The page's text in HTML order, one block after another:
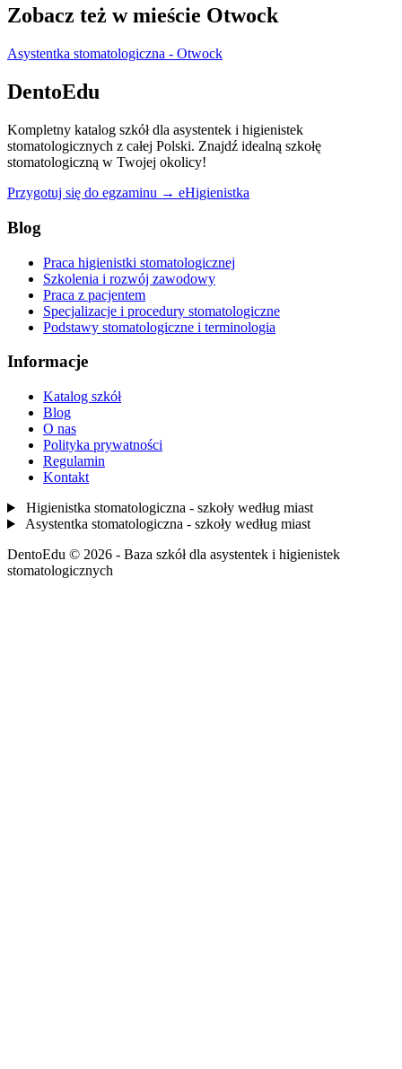
Zobacz też w mieście Otwock
Asystentka stomatologiczna - Otwock
DentoEdu
Kompletny katalog szkół dla asystentek i higienistek
stomatologicznych z całej Polski. Znajdź idealną szkołę
stomatologiczną w Twojej okolicy!
Przygotuj się do egzaminu → eHigienistka
Blog
Praca higienistki stomatologicznej
Szkolenia i rozwój zawodowy
Praca z pacjentem
Specjalizacje i procedury stomatologiczne
Podstawy stomatologiczne i terminologia
Informacje
Katalog szkół
Blog
O nas
Polityka prywatności
Regulamin
Kontakt
Higienistka stomatologiczna - szkoły według miast
Asystentka stomatologiczna - szkoły według miast
DentoEdu © 2026 - Baza szkół dla asystentek i higienistek
stomatologicznych